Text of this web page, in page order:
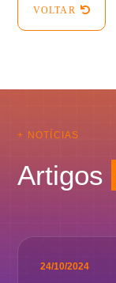
VOLTAR
+ NOTÍCIAS
Artigos
24/10/2024